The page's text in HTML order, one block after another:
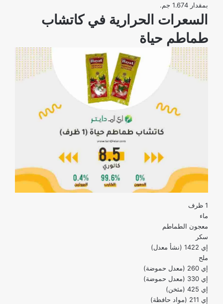
بمقدار 1.674 جم.
السعرات الحرارية في كاتشاب
طماطم حياة
1 ظرف
ماء
معجون الطماطم
سكر
إي 1422 (نشأ معدل)
ملح
إي 260 (معدل حموضة)
إي 330 (معدل حموضة)
إي 425 (مثخن)
إي 211 (مواد حافظة)